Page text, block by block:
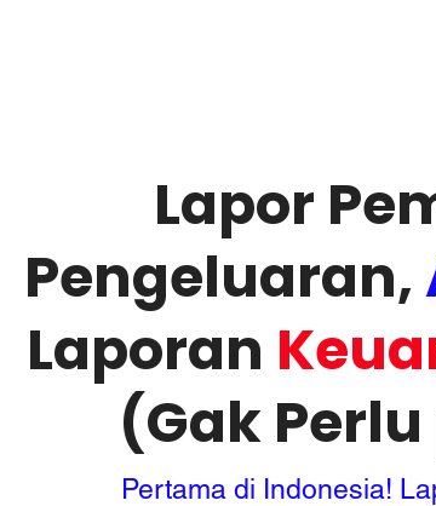
Lapor
Pengeluaran,
Laporan
(Gak
Pertama di Indonesia!